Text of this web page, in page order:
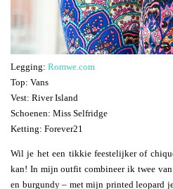
Legging: Romwe.com
Top: Vans
Vest: River Island
Schoenen: Miss Selfridge
Ketting: Forever21
Wil je het een tikkie feestelijker of
kan! In mijn outfit combineer ik twee
en burgundy – met mijn printed leopard